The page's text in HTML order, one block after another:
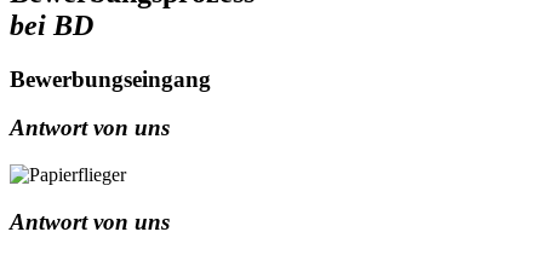
bei BD
Bewerbungseingang
Antwort von uns
Antwort von uns